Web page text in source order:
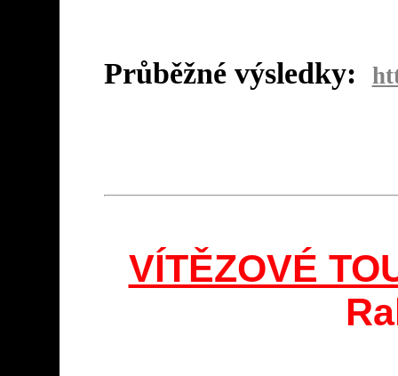
Průběžné výsledky:
VÍTĚZOVÉ